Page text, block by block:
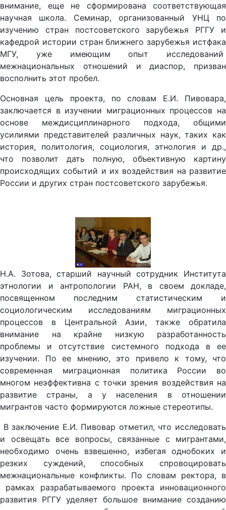
внимание, еще не сформирована соответствующая
научная школа. Семинар, организованный УНЦ по
изучению стран постсоветского зарубежья РГГУ и
кафедрой истории стран ближнего зарубежья истфака
МГУ, уже имеющим опыт исследований
межнациональных отношений и диаспор, призван
восполнить этот пробел.
Основная цель проекта, по словам Е.И. Пивовара,
заключается в изучении миграционных процессов на
основе междисциплинарного подхода, общими
усилиями представителей различных наук, таких как
история, политология, социология, этнология и др.,
что позволит дать полную, объективную картину
происходящих событий и их воздействия на развитие
России и других стран постсоветского зарубежья.
Н.А. Зотова, старший научный сотрудник Института
этнологии и антропологии РАН, в своем докладе,
посвященном последним статистическим и
социологическим исследованиям миграционных
процессов в Центральной Азии, также обратила
внимание на крайне низкую разработанность
проблемы и отсутствие системного подхода в ее
изучении. По ее мнению, это привело к тому, что
современная миграционная политика России во
многом неэффективна с точки зрения воздействия на
развитие страны, а у населения в отношении
мигрантов часто формируются ложные стереотипы.
В заключение Е.И. Пивовар отметил, что исследовать
и освещать все вопросы, связанные с мигрантами,
необходимо очень взвешенно, избегая однобоких и
резких суждений, способных спровоцировать
межнациональные конфликты. По словам ректора, в
рамках разрабатываемого проекта инновационного
развития РГГУ уделяет большое внимание созданию